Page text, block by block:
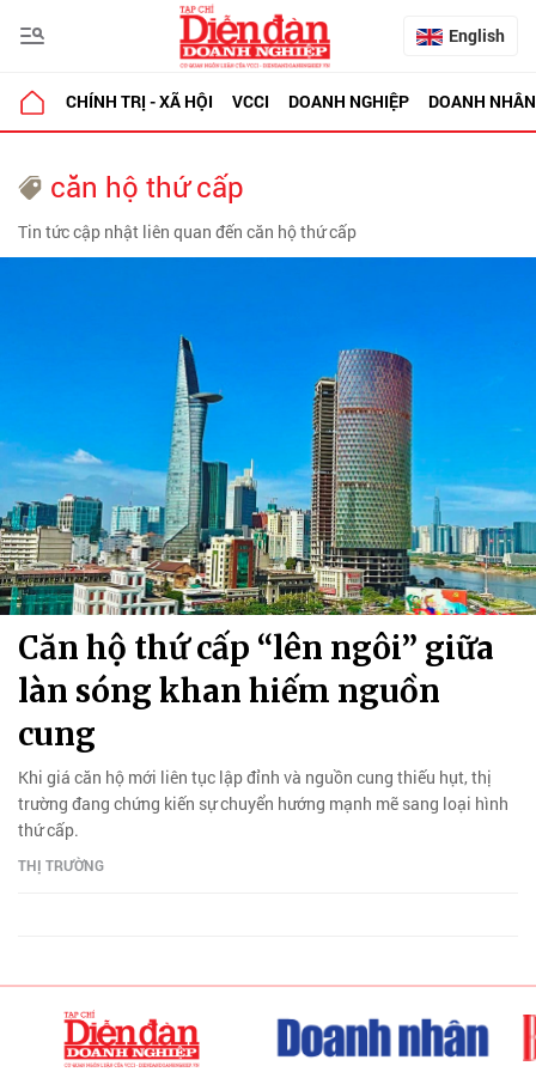
English
CHÍNH TRỊ - XÃ HỘI VCCI DOANH NGHIỆP DOANH NHÂN
căn hộ thứ cấp
Tin tức cập nhật liên quan đến căn hộ thứ cấp
Căn hộ thứ cấp “lên ngôi” giữa
làn sóng khan hiếm nguồn
cung
Khi giá căn hộ mới liên tục lập đỉnh và nguồn cung thiếu hụt, thị
trường đang chứng kiến sự chuyển hướng mạnh mẽ sang loại hình
thứ cấp.
THỊ TRƯỜNG